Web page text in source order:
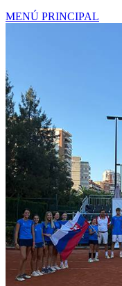
MENÚ PRINCIPAL